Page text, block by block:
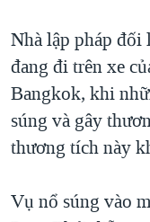
Nhà lập pháp đối
đang đi trên xe
Bangkok, khi
súng và gây
thương tích này
Vụ nổ súng vào